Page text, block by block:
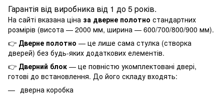
Гарантія від виробника від 1 до 5 років.
На сайті вказана ціна за дверне полотно стандартних
розмірів (висота — 2000 мм, ширина — 600/700/800/900 мм).
👉 Дверне полотно — це лише сама стулка (створка
дверей) без будь-яких додаткових елементів.
👉 Дверний блок — це повністю укомплектовані двері,
готові до встановлення. До його складу входять:
дверна коробка